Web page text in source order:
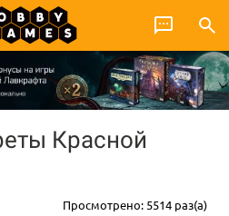
Красной
Просмотрено: 5514 раз(а)